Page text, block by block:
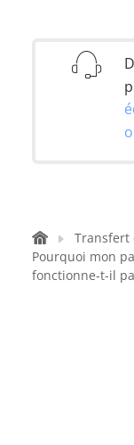
Transfert
Pourquoi mon
fonctionne-t-il